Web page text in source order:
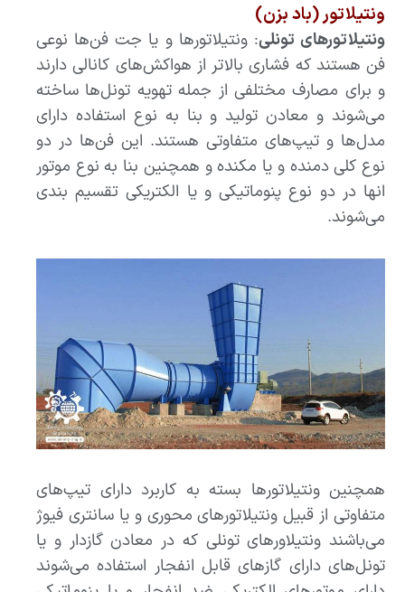
ونتیلاتور (باد بزن)
ونتیلاتورهای تونلی: ونتیلاتورها و یا جت فن‌ها نوعی
فن هستند که فشاری بالاتر از هواکش‌های کانالی دارند
و برای مصارف مختلفی از جمله تهویه تونل‌ها ساخته
می‌شوند و معادن تولید و بنا به نوع استفاده دارای
مدل‌ها و تیپ‌های متفاوتی هستند. این فن‌ها در دو
نوع کلی دمنده و یا مکنده و همچنین بنا به نوع موتور
انها در دو نوع پنوماتیکی و یا الکتریکی تقسیم بندی
می‌شوند.
همچنین ونتیلاتورها بسته به کاربرد دارای تیپ‌های
متفاوتی از قبیل ونتیلاتورهای محوری و یا سانتری فیوژ
می‌باشند ونتیلاورهای تونلی که در معادن گازدار و یا
تونل‌های دارای گازهای قابل انفجار استفاده می‌شوند